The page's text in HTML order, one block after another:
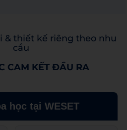
& thiết kế riêng theo nhu
cầu
CAM KẾT ĐẦU RA
học tại WESET